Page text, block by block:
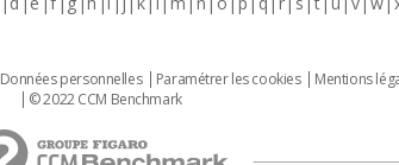
Données personnelles Paramétrer les cookies Mentions
© 2022 CCM Benchmark